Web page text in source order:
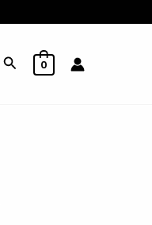
Rechercher
0